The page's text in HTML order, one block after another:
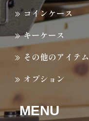
コインケース
キーケース
その他のアイテム
オプション
MENU